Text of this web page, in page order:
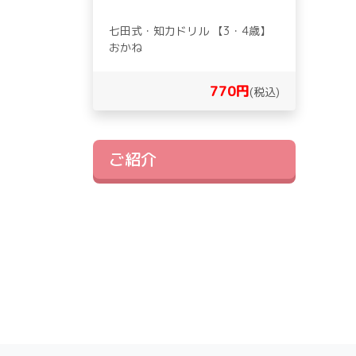
七田式・知力ドリル 【3・4歳】
おかね
770円(税込)
ご紹介